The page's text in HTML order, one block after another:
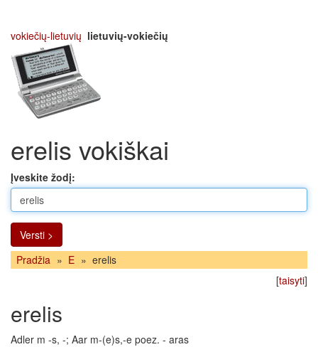
vokiečių-lietuvių lietuvių-vokiečių
erelis vokiškai
Įveskite žodį:
Versti >
Pradžia » E » erelis
[taisyti]
erelis
Adler m -s, -; Aar m-(e)s,-e poez. - aras